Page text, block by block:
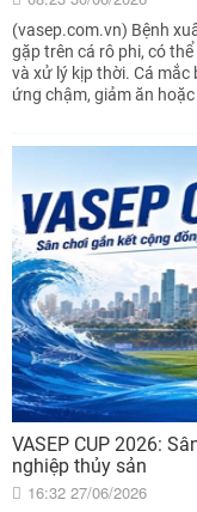
(vasep.com.vn) Bệnh
gặp trên cá rô phi, có
và xử lý kịp thời. Cá mắc
ứng chậm, giảm ăn
VASEP CUP 2026:
nghiệp thủy sản
16:32 27/06/2026